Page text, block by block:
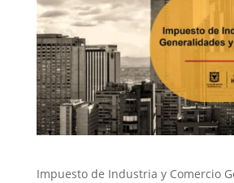
Impuesto de Industria y Comercio